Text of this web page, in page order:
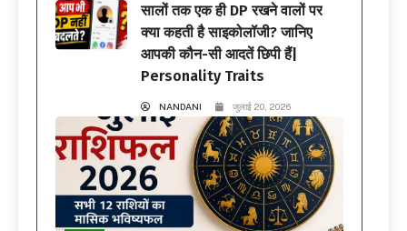
सालों तक एक ही DP रखने वालों पर
क्या कहती है साइकोलॉजी? जानिए
आपकी कौन-सी आदतें छिपी हैं|
Personality Traits
NANDANI जुलाई 20, 2026